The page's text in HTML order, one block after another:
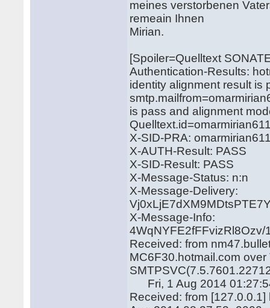
meines verstorbenen
remeain Ihnen
Mirian.
[Spoiler=Quelltext
Authentication-Results:
identity alignment result is
is pass and alignment
X-SID-PRA:
X-AUTH-Result: PASS
X-SID-Result: PASS
X-Message-Status: n:n
X-Message-Delivery:
X-Message-Info:
Received: from
MC6F30.hotmail.com
Fri, 1 Aug 2014
Received: from